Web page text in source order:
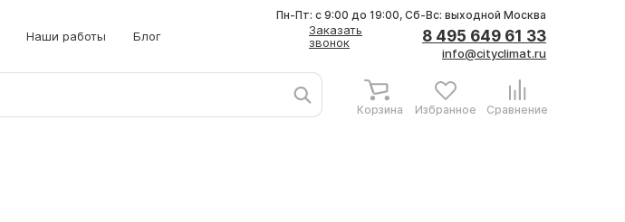
Наши работы Блог
Заказать
звонок
8 495 649 61 33
info@cityclimat.ru
Пн-Пт: с 9:00 до 19:00, Сб-Вс: выходной Москва
Корзина Избранное Сравнение